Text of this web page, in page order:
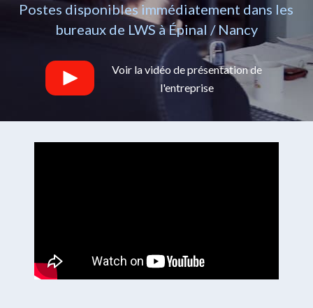
Postes disponibles immédiatement dans les
bureaux de LWS à Épinal / Nancy
Voir la vidéo de présentation de
l'entreprise